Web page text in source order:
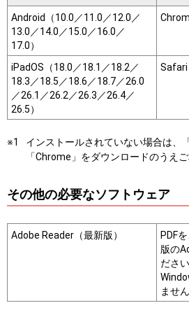
Android（10.0／11.0／12.0／
13.0／14.0／15.0／16.0／
17.0）
iPadOS（18.0／18.1／18.2／
18.3／18.5／18.6／18.7／26.0
／26.1／26.2／26.3／26.4／
26.5）
Safari
インストールされていない場合は、
「Chrome」をダウンロードのうえご
その他の必要なソフトウェア
Adobe Reader（最新版）
PDF
版の
ださい
ません